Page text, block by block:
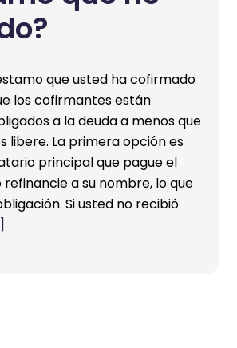
que usted ha cofirmado
los cofirmantes están
a la deuda a menos que
libere. La primera opción es
principal que pague el
a su nombre, lo que
Si usted no recibió